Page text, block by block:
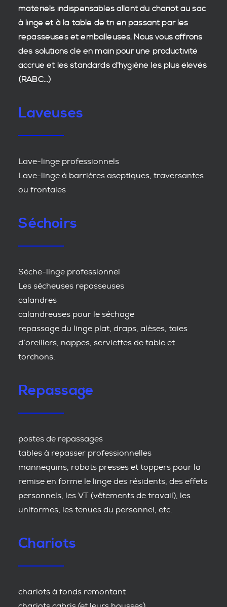
matériels indispensables allant du chariot au sac
à linge et à la table de tri en passant par les
repasseuses et emballeuses. Nous vous offrons
des solutions clé en main pour une productivité
accrue et lesstandards d'hygiène les plus élevés
(RABC...)
Laveuses
Lave-linge professionnels
Lave-linge à barrières aseptiques, traversantes
ou frontales
Séchoirs
Sèche-linge professionnel
Les sécheuses repasseuses
calandres
calandreuses pour le séchage
repassage du linge plat, draps, alèses, taies
d’oreillers, nappes, serviettes de table et
torchons.
Repassage
postes de repassages
tables à repasser professionnelles
mannequins, robots presses et toppers pour la
remise en forme le linge des résidents, des effets
personnels, les VT (vêtements de travail), les
uniformes, les tenues du personnel, etc.
Chariots
chariots à fonds remontant